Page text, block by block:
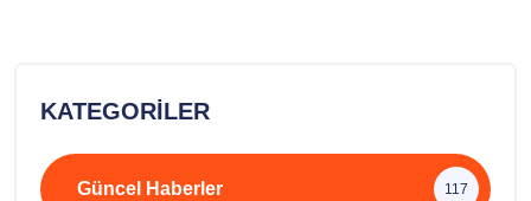
KATEGORILER
Güncel Haberler 117